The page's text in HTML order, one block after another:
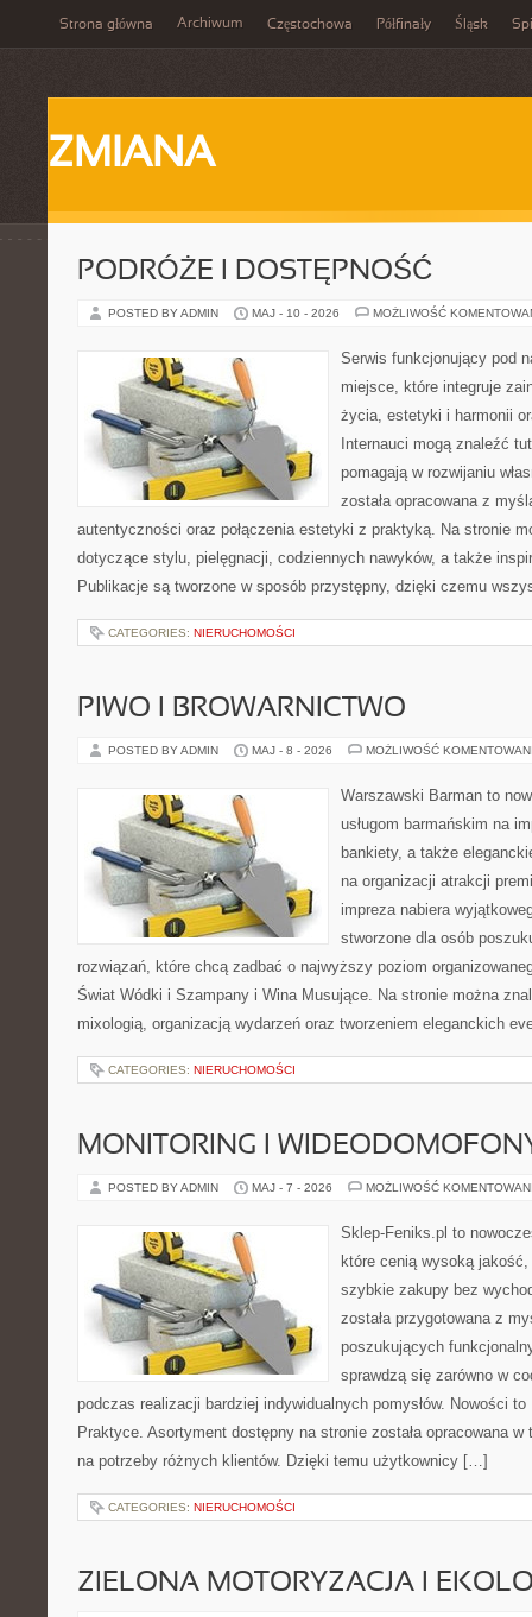
Strona główna Archiwum Częstochowa Półfinały Śląsk
ZMIANA
PODRÓŻE I DOSTĘPNOŚĆ
POSTED BY ADMIN MAJ - 10 - 2026 MOŻLIWOŚĆ
Serwis funkcjonujący pod
miejsce, które integruje
życia, estetyki i harmonii
Internauci mogą znaleźć
pomagają w rozwijaniu
została opracowana z
autentyczności oraz połączenia estetyki z praktyką. Na stronie
dotyczące stylu, pielęgnacji, codziennych nawyków, a także
Publikacje są tworzone w sposób przystępny, dzięki czemu
CATEGORIES: NIERUCHOMOŚCI
PIWO I BROWARNICTWO
POSTED BY ADMIN MAJ - 8 - 2026 MOŻLIWOŚĆ
Warszawski Barman to
usługom barmańskim na
bankiety, a także
na organizacji atrakcji
impreza nabiera
stworzone dla osób
rozwiązań, które chcą zadbać o najwyższy poziom
Świat Wódki i Szampany i Wina Musujące. Na stronie można
mixologią, organizacją wydarzeń oraz tworzeniem eleganckich
CATEGORIES: NIERUCHOMOŚCI
MONITORING I
POSTED BY ADMIN MAJ - 7 - 2026 MOŻLIWOŚĆ
Sklep-Feniks.pl to
które cenią wysoką
szybkie zakupy bez
została przygotowana z
poszukujących
sprawdzą się zarówno w
podczas realizacji bardziej indywidualnych pomysłów. Nowości
Praktyce. Asortyment dostępny na stronie została opracowana
na potrzeby różnych klientów. Dzięki temu użytkownicy […]
CATEGORIES: NIERUCHOMOŚCI
ZIELONA MOTORYZACJA I